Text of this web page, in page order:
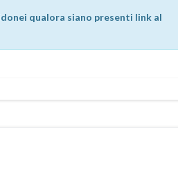
qualora siano presenti link al